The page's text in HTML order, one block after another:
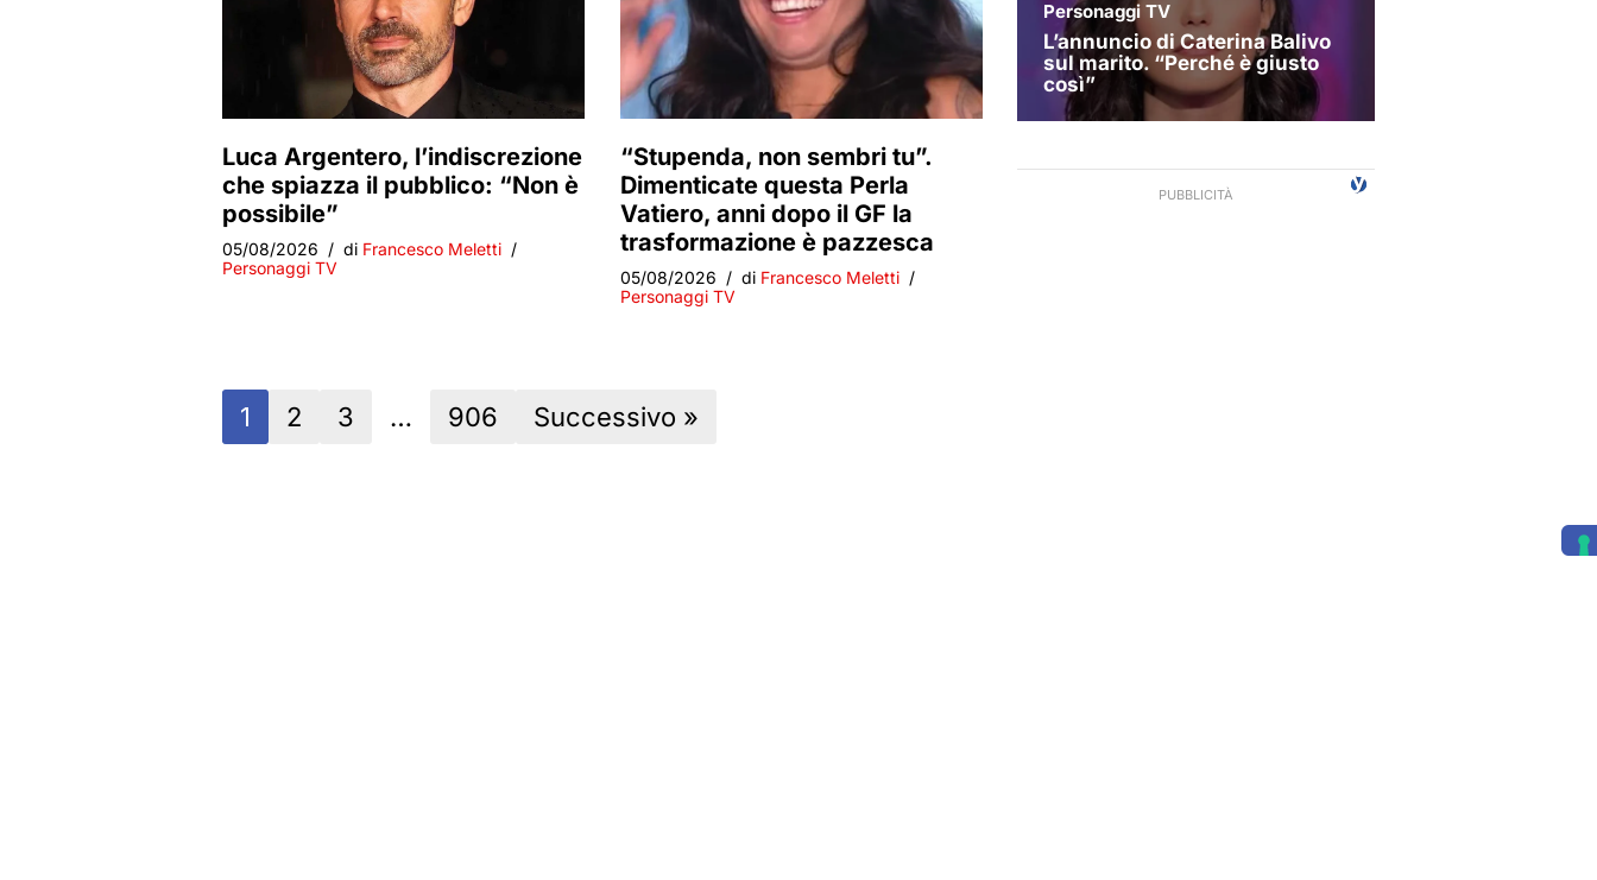
Luca Argentero, l’indiscrezione
che spiazza il pubblico: “Non è
possibile”
05/08/2026 di Francesco Meletti
Personaggi TV
“Stupenda, non sembri tu”.
Dimenticate questa Perla
Vatiero, anni dopo il GF la
trasformazione è pazzesca
05/08/2026 di Francesco Meletti
Personaggi TV
1 2 3 … 906 Successivo »